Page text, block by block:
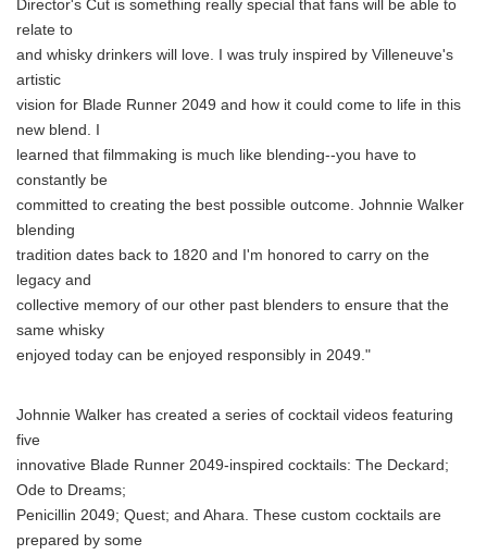
Director's Cut is something really special that fans will be able to
relate to
and whisky drinkers will love. I was truly inspired by Villeneuve's
artistic
vision for Blade Runner 2049 and how it could come to life in this
new blend. I
learned that filmmaking is much like blending--you have to
constantly be
committed to creating the best possible outcome. Johnnie Walker
blending
tradition dates back to 1820 and I'm honored to carry on the
legacy and
collective memory of our other past blenders to ensure that the
same whisky
enjoyed today can be enjoyed responsibly in 2049."
Johnnie Walker has created a series of cocktail videos featuring
five
innovative Blade Runner 2049-inspired cocktails: The Deckard;
Ode to Dreams;
Penicillin 2049; Quest; and Ahara. These custom cocktails are
prepared by some
English